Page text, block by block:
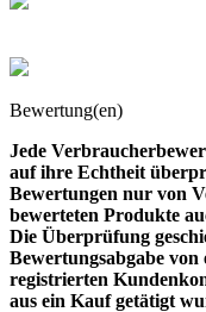
Bewertung(en)
Jede
auf ihre Echtheit
Bewertungen nur von
bewerteten Produkte
Die Überprüfung
Bewertungsabgabe
registrierten
aus ein Kauf getätigt